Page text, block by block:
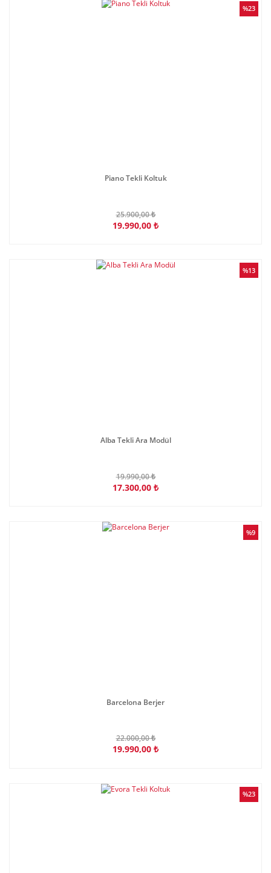
%23
Piano Tekli Koltuk
25.900,00 ₺
19.990,00 ₺
%13
Alba Tekli Ara Modül
19.990,00 ₺
17.300,00 ₺
%9
Barcelona Berjer
22.000,00 ₺
19.990,00 ₺
%23